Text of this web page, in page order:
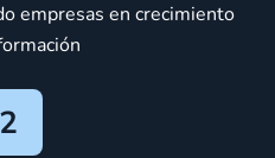
empresas en crecimiento